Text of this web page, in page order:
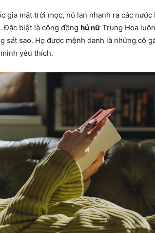
gia mặt trời mọc, nó lan nhanh ra các
Đặc biệt là cộng đồng hủ nữ Trung Hoa
sát sao. Họ được mệnh danh là những cô
yêu thích.